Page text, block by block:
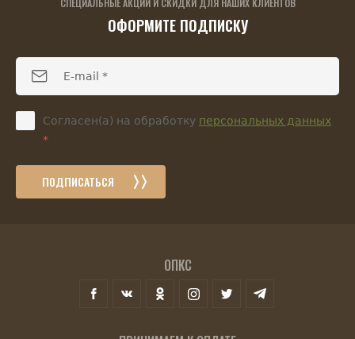
СПЕЦИАЛЬНЫЕ АКЦИИ И СКИДКИ ДЛЯ НАШИХ КЛИЕНТОВ
ОФОРМИТЕ ПОДПИСКУ
Согласен(а) на обработку персональных данных
*
ПОДПИСАТЬСЯ
ОПКС